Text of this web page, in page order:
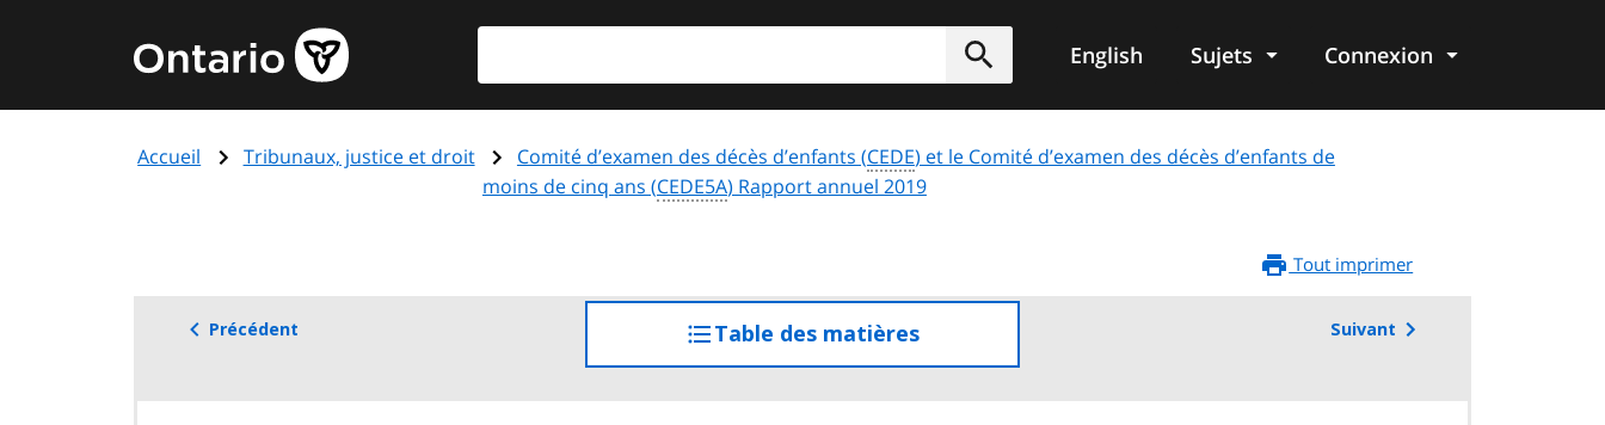
principal
Page
d'accueil
de
Soumettre
English Sujets Connexion
Accueil Tribunaux, justice et droit Comité d’examen des décès d’enfants (CEDE) et le Comité d’examen des décès d’enfants de
moins de cinq ans (CEDE5A) Rapport annuel 2019
Tout imprimer
Précédent Table des matièresaccéder
à
Suivant